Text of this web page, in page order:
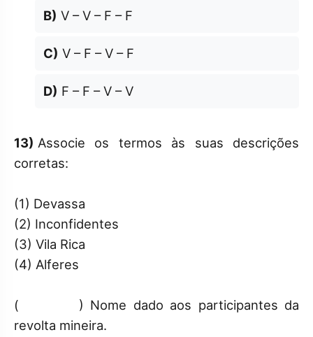
B) V – V – F – F
C) V – F – V – F
D) F – F – V – V
13) Associe os termos às suas descrições
corretas:
(1) Devassa
(2) Inconfidentes
(3) Vila Rica
(4) Alferes
( ) Nome dado aos participantes da
revolta mineira.